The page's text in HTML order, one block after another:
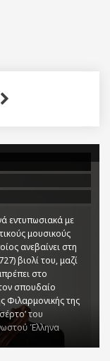
εντυπωσιακά με
μουσικούς
ανεβαίνει στη
βιολί του, μαζί
στο
σπουδαίο
Φιλαρμονικής της
του
Έλληνα